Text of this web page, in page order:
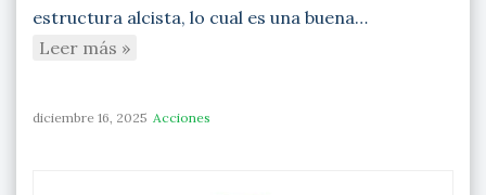
estructura alcista, lo cual es una buena…
Leer más »
diciembre 16, 2025 Acciones